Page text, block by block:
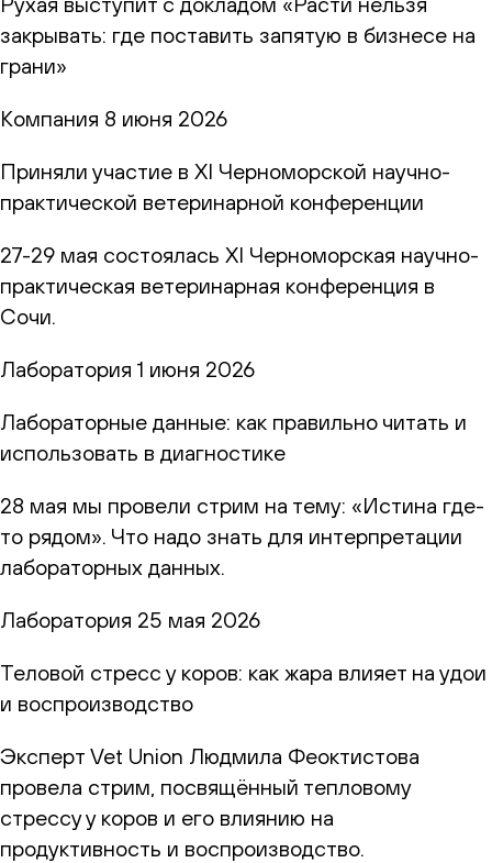
закрывать: где поставить запятую в бизнесе на
грани»
Компания 8 июня 2026
Приняли участие в XI Черноморской научно-
практической ветеринарной конференции
27-29 мая состоялась XI Черноморская научно-
практическая ветеринарная конференция в
Сочи.
Лаборатория 1 июня 2026
Лабораторные данные: как правильно читать и
использовать в диагностике
28 мая мы провели стрим на тему: «Истина где-
то рядом». Что надо знать для интерпретации
лабораторных данных.
Лаборатория 25 мая 2026
Теловой стресс у коров: как жара влияет на удои
и воспроизводство
Эксперт Vet Union Людмила Феоктистова
провела стрим, посвящённый тепловому
стрессу у коров и его влиянию на
продуктивность и воспроизводство.